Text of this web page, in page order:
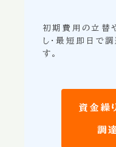
初期費用の立替
し・最短即日で
す。
資金繰
調